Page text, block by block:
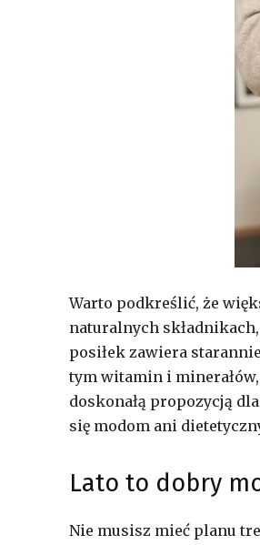
Warto podkreślić, że
naturalnych
posiłek zawiera
tym witamin i
doskonałą propozycją
się modom ani
Lato to dobry
Nie musisz mieć planu